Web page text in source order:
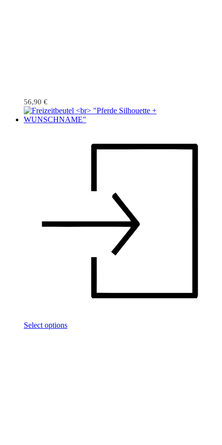
56,90 €
Select options